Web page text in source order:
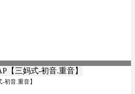
初音.重音】